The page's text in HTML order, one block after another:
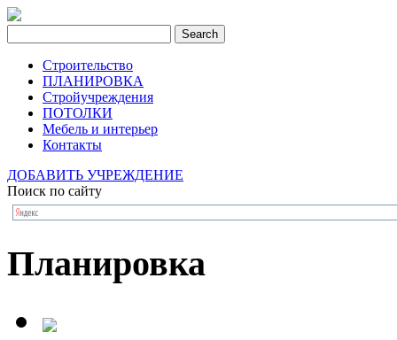
Строительство
ПЛАНИРОВКА
Стройучреждения
ПОТОЛКИ
Мебель и интерьер
Контакты
ДОБАВИТЬ УЧРЕЖДЕНИЕ
Поиск по сайту
Планировка